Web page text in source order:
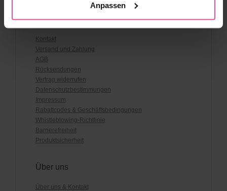
Anpassen
Kundenservice
Kontakt
Versand und Zahlung
AGB
Rücksendungen
Vertrag widerrufen
Datenschutzbestimmungen
Impressum
Rabattcodes & Geschäftsbedingungen
Whistleblowing-Richtlinie
Barrierefreiheit
Produktsicherheit
Über uns
Über uns & Kontakt